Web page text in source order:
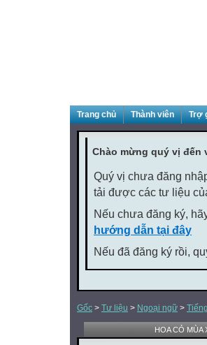
Trang chủ Thành viên Trợ
Chào mừng quý vị đến
Quý vị chưa đăng
tải được các tư liệu
Nếu chưa đăng ký,
hướng dẫn tại đây
Nếu đã đăng ký rồi,
Gốc > Tư liệu > Ngoại ngữ >
HOA CỎ MÙA